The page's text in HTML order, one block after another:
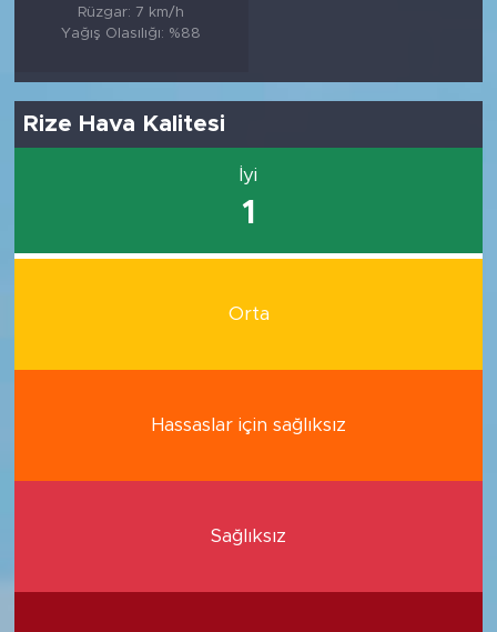
Rüzgar: 7 km/h
Yağış Olasılığı: %88
Rize Hava Kalitesi
İyi
1
Orta
Hassaslar için sağlıksız
Sağlıksız